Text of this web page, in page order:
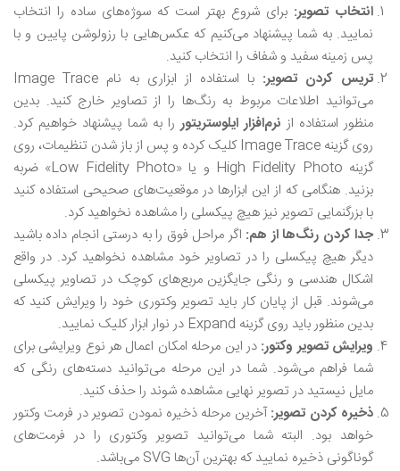
انتخاب تصویر: برای شروع بهتر است که سوژه‌های ساده را انتخاب
نمایید. به شما پیشنهاد می‌کنیم که عکس‌هایی با رزولوشن پایین و با
پس‌ زمینه سفید و شفاف را انتخاب کنید.
تریس کردن تصویر:
با استفاده از ابزاری به نام Image Trace
می‌توانید اطلاعات مربوط به رنگ‌ها را از تصاویر خارج کنید. بدین
منظور استفاده از نرم‌افزار ایلوستریتوررا به شما پیشنهاد خواهیم کرد.
روی گزینه Image Trace کلیک کرده و پس از باز شدن تنظیمات، روی
گزینه High Fidelity Photo و یا «Low Fidelity Photo» ضربه
بزنید. هنگامی که از این ابزارها در موقعیت‌های صحیحی استفاده کنید
با بزرگنمایی تصویر نیز هیچ پیکسلی را مشاهده نخواهید کرد.
جدا کردن رنگ‌ها از هم: اگر مراحل فوق را به درستی انجام داده باشید
دیگر هیچ پیکسلی را در تصاویر خود مشاهده نخواهید کرد. در واقع
اشکال هندسی و رنگی جایگزین مربع‌های کوچک در تصاویر پیکسلی
می‌شوند. قبل از پایان کار باید تصویر وکتوری خود را ویرایش کنید که
بدین منظور باید روی گزینه Expand در نوار ابزار کلیک نمایید.
ویرایش تصویر وکتور: در این مرحله امکان اعمال هر نوع ویرایشی برای
شما فراهم می‌شود. شما در این مرحله می‌توانید دسته‌های رنگی که
مایل نیستید در تصویر نهایی مشاهده شوند را حذف کنید.
ذخیره کردن تصویر:آخرین مرحله ذخیره نمودن تصویر در فرمت وکتور
خواهد بود. البته شما می‌توانید تصویر وکتوری را در فرمت‌های
گوناگونی ذخیره نمایید که بهترین آن‌ها SVG می‌باشد.